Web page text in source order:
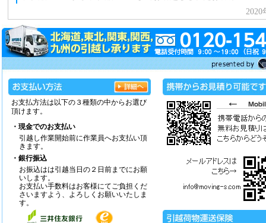
お支払方法は以下の３種類の中からお選び
頂けます。
・現金でのお支払い
引越し作業開始前に作業員へお支払い頂
きます。
・銀行振込
お振込はは引越当日の２日前までにお願
いします。
お支払い手数料はお客様にてご負担くだ
さいますよう、よろしくお願いいたしま
す。